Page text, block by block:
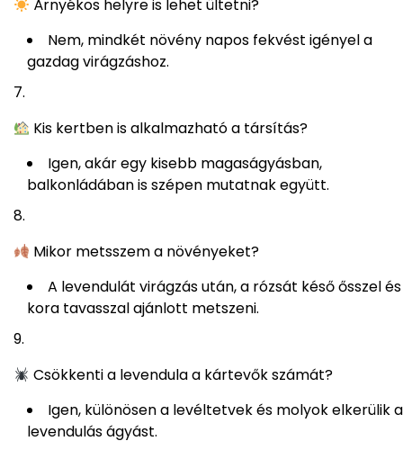
Árnyékos helyre is lehet ültetni?
Nem, mindkét növény napos fekvést igényel a
gazdag virágzáshoz.
Kis kertben is alkalmazható a társítás?
Igen, akár egy kisebb magaságyásban,
balkonládában is szépen mutatnak együtt.
Mikor metsszem a növényeket?
A levendulát virágzás után, a rózsát késő ősszel és
kora tavasszal ajánlott metszeni.
Csökkenti a levendula a kártevők számát?
Igen, különösen a levéltetvek és molyok elkerülik a
levendulás ágyást.